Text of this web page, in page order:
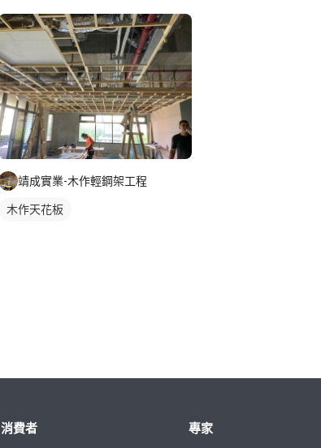
靖成實業-木作輕鋼架工程
木作天花板
消費者 專家